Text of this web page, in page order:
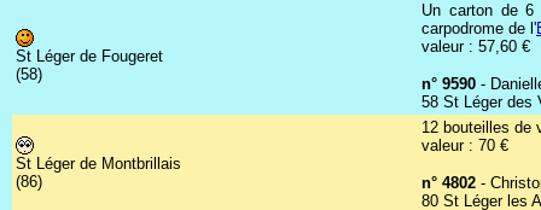
St Léger de Fougeret
(58)
Un carton de 6
carpodrome de l'
valeur : 57,60 €
n° 9590 -
58 St Léger des
St Léger de Montbrillais
(86)
12 bouteilles de
valeur : 70 €
n° 4802 -
80 St Léger les